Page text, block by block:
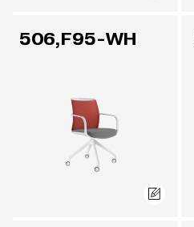
506,F95-WH